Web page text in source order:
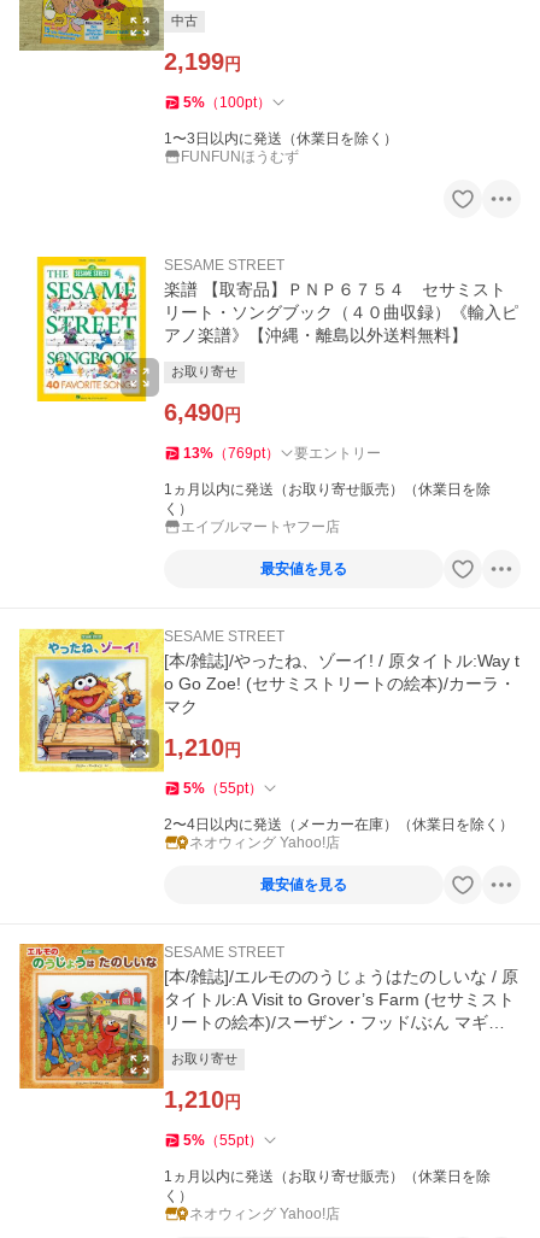
中古
2,199円
5% （ 100pt）
1〜3日以内に発送（休業日を除く）
FUNFUNほうむず
SESAME STREET
楽譜 【取寄品】ＰＮＰ６７５４ セサミスト
リート・ソングブック（４０曲収録）《輸入ピ
アノ楽譜》【沖縄・離島以外送料無料】
お取り寄せ
6,490円
13% （769pt） 要エントリー
1ヵ月以内に発送（お取り寄せ販売）（休業日を除
く）
エイブルマートヤフー店
最安値を見る
SESAME STREET
[本/雑誌]/やったね、ゾーイ! / 原タイトル:Way t
o Go Zoe! (セサミストリートの絵本)/カーラ・
マク
1,210円
5% （55pt）
2〜4日以内に発送（メーカー在庫）（休業日を除く）
ネオウィング Yahoo!店
最安値を見る
SESAME STREET
[本/雑誌]/エルモののうじょうはたのしいな / 原
タイトル:A Visit to Grover’s Farm (セサミスト
リートの絵本)/スーザン・フッド/ぶん マギ
お取り寄せ
1,210円
5% （55pt）
1ヵ月以内に発送（お取り寄せ販売）（休業日を除
く）
ネオウィング Yahoo!店